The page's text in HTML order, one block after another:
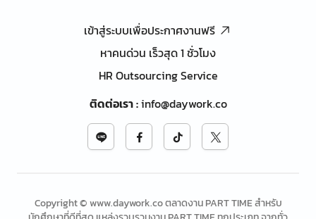
เข้าสู่ระบบเพื่อประกาศงานฟรี
หาคนด่วน เร็วสุด 1 ชั่วโมง
HR Outsourcing Service
ติดต่อเรา:info@daywork.co
Copyright © www.daywork.co ตลาดงาน PART TIME สำหรับ